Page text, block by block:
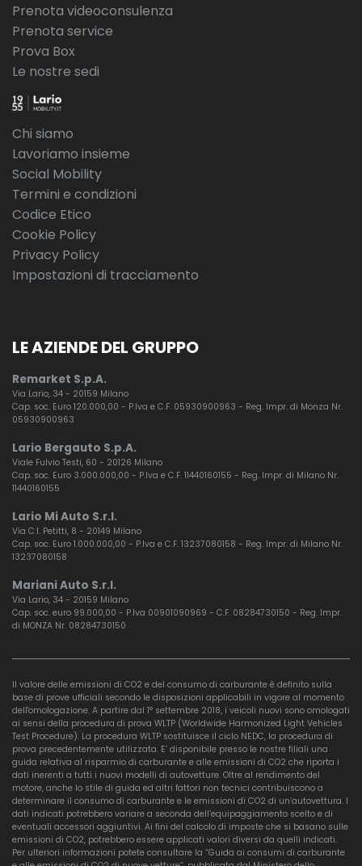
Prenota videoconsulenza
Prenota service
Prova Box
Le nostre sedi
Chi siamo
Lavoriamo insieme
Social Mobility
Termini e condizioni
Codice Etico
Cookie Policy
Privacy Policy
Impostazioni di tracciamento
LE AZIENDE DEL GRUPPO
Remarket S.p.A.
Via Lario, 34 - 20159 Milano
Cap. soc. Euro 120.000,00 - P.Iva e C.F. 05930900963 - Reg. Impr. di Monza Nr.
05930900963
Lario Bergauto S.p.A.
Viale Fulvio Testi, 60 - 20126 Milano
Cap. soc. Euro 3.000.000,00 - P.Iva e C.F. 11440160155 - Reg. Impr. di Milano Nr.
11440160155
Lario Mi Auto S.r.l.
Via C.I. Petitti, 8 - 20149 Milano
Cap. soc. Euro 1.000.000,00 - P.Iva e C.F. 13237080158 - Reg. Impr. di Milano Nr.
13237080158
Mariani Auto S.r.l.
Via Lario, 34 - 20159 Milano
Cap. soc. euro 99.000,00 - P.Iva 00901090969 - C.F. 08284730150 - Reg. Impr.
di MONZA Nr. 08284730150
Il valore delle emissioni di CO2 e del consumo di carburante è definito sulla
base di prove ufficiali secondo le disposizioni applicabili in vigore al momento
dell'omologazione. A partire dal 1° settembre 2018, i veicoli nuovi sono omologati
ai sensi della procedura di prova WLTP (Worldwide Harmonized Light Vehicles
Test Procedure). La procedura WLTP sostituisce il ciclo NEDC, la procedura di
prova precedentemente utilizzata. E’ disponibile presso le nostre filiali una
guida relativa al risparmio di carburante e alle emissioni di CO2 che riporta i
dati inerenti a tutti i nuovi modelli di autovetture. Oltre al rendimento del
motore, anche lo stile di guida ed altri fattori non tecnici contribuiscono a
determinare il consumo di carburante e le emissioni di CO2 di un’autovettura. I
dati indicati potrebbero variare a seconda dell’equipaggiamento scelto e di
eventuali accessori aggiuntivi. Ai fini del calcolo di imposte che si basano sulle
emissioni di CO2, potrebbero essere applicati valori diversi da quelli indicati.
Per ulteriori informazioni potete consultare la “Guida ai consumi di carburante